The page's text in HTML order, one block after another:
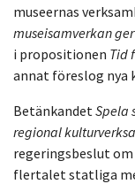
museernas
museisamverkan
i propositionen Tid
annat föreslog
Betänkandet Spela
regional
regeringsbeslut
flertalet statliga